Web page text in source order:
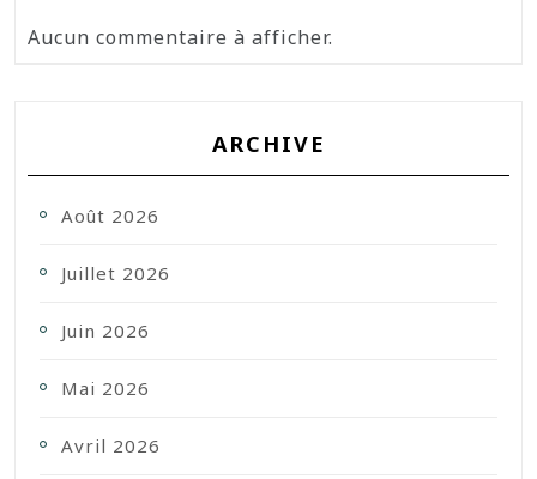
Aucun commentaire à afficher.
ARCHIVE
Août 2026
Juillet 2026
Juin 2026
Mai 2026
Avril 2026